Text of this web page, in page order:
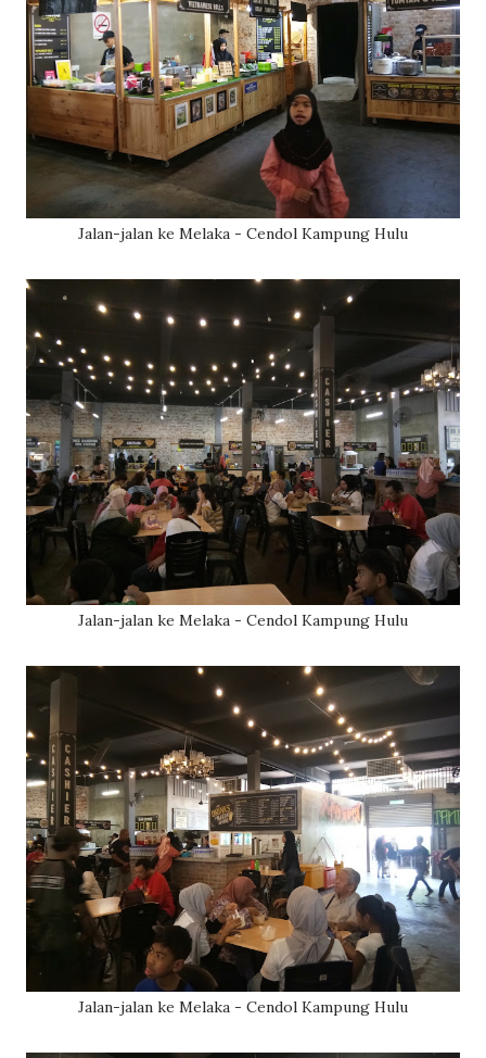
Jalan-jalan ke Melaka - Cendol Kampung Hulu
Jalan-jalan ke Melaka - Cendol Kampung Hulu
Jalan-jalan ke Melaka - Cendol Kampung Hulu